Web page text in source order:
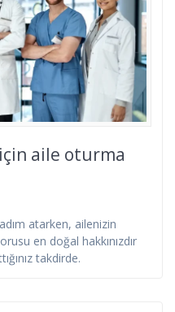
aile oturma
atarken, ailenizin
en doğal hakkınızdır
takdirde.